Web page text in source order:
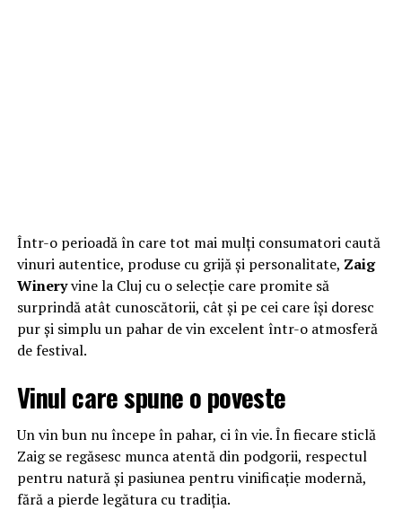
Într-o perioadă în care tot mai mulți consumatori caută
vinuri autentice, produse cu grijă și personalitate, Zaig
Wineryvine la Cluj cu o selecție care promite să
surprindă atât cunoscătorii, cât și pe cei care își doresc
pur și simplu un pahar de vin excelent într-o atmosferă
de festival.
Vinul care spune o poveste
Un vin bun nu începe în pahar, ci în vie. În fiecare sticlă
Zaig se regăsesc munca atentă din podgorii, respectul
pentru natură și pasiunea pentru vinificație modernă,
fără a pierde legătura cu tradiția.